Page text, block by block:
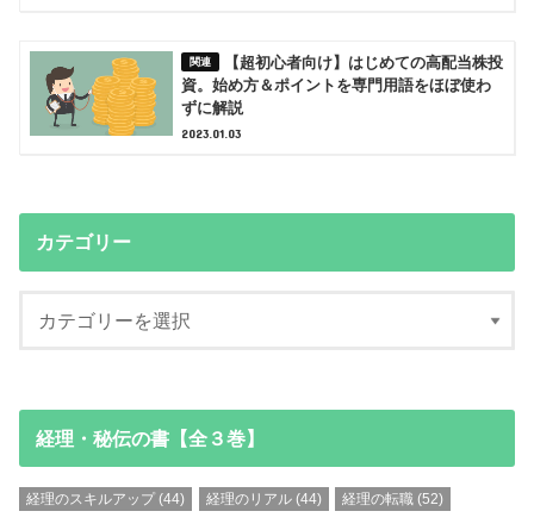
【超初心者向け】はじめての高配当株投
資。始め方＆ポイントを専門用語をほぼ使わ
ずに解説
2023.01.03
カテゴリー
経理・秘伝の書【全３巻】
経理のスキルアップ (44) 経理のリアル(44) 経理の転職 (52)